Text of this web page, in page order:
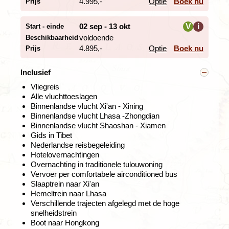
Ook de hutongs mag je niet missen: de smalle steegjes
en oude woonbuurten die verscholen liggen tussen de
brede boulevards. Enkele van deze buurtjes worden
actief beschermd tegen de oprukkende nieuwbouw. Van
de vele tempels die de stad rijk is zijn er twee bijzonder
de moeite waard. De volledig in hout uitgevoerde Tempel
van de Hemel in het zuidoosten is gebouwd in perfecte
symmetrie en komt 's ochtends vroeg tot leven als
Beijingers er hun tai-chi oefeningen doen. In het
noordoosten vind je de Lama-tempel, waar het Tibetaans
boeddhisme weer actief wordt beoefend.
Start - einde 02 sep - 13 okt V i
Beschikbaarheid voldoende
Prijs 4.895,- Optie Boek nu
Inclusief
Vliegreis
Alle vluchttoeslagen
Binnenlandse vlucht Xi'an - Xining
Binnenlandse vlucht Lhasa -Zhongdian
Binnenlandse vlucht Shaoshan - Xiamen
Gids in Tibet
Nederlandse reisbegeleiding
Hotelovernachtingen
Overnachting in traditionele tulouwoning
Vervoer per comfortabele airconditioned bus
Slaaptrein naar Xi'an
Hemeltrein naar Lhasa
Verschillende trajecten afgelegd met de hoge
snelheidstrein
Boot naar Hongkong